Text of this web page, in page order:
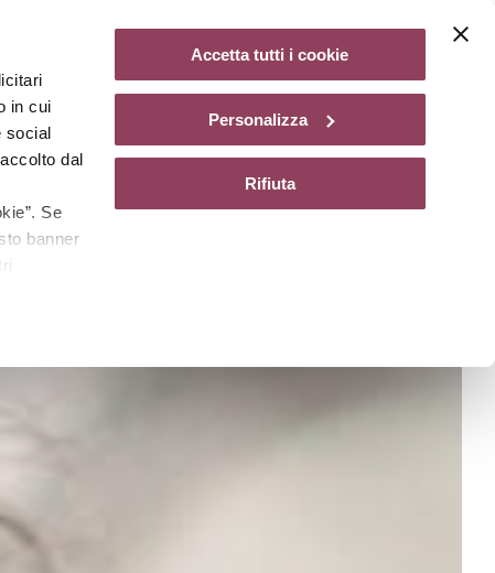
in cui
social
dal
Se
banner
Accetta tutti i cookie
Personalizza
Rifiuta